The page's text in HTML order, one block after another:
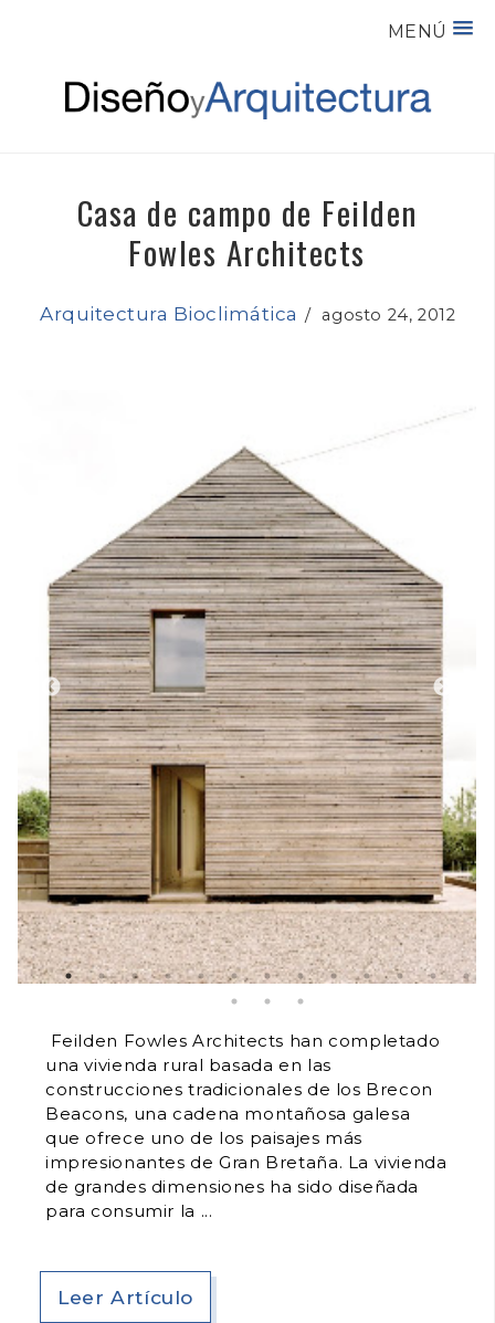
MENÚ
Casa de campo de Feilden
Fowles Architects
Arquitectura Bioclimática / agosto 24, 2012
Feilden Fowles Architects han completado
una vivienda rural basada en las
construcciones tradicionales de los Brecon
Beacons, una cadena montañosa galesa
que ofrece uno de los paisajes más
impresionantes de Gran Bretaña. La vivienda
de grandes dimensiones ha sido diseñada
para consumir la
Leer Artículo